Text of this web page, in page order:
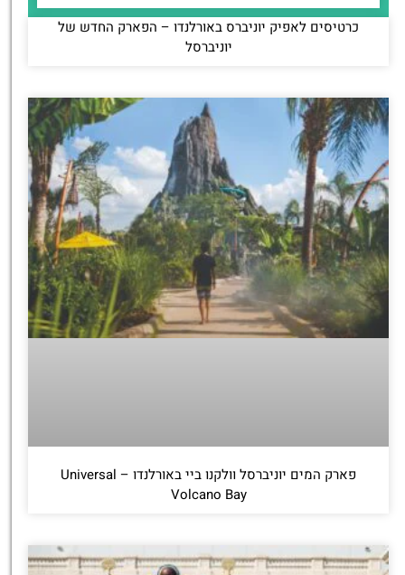
כרטיסים לאפיק יוניברס באורלנדו – הפארק החדש של
יוניברסל
פארק המים יוניברסל וולקנו ביי באורלנדו – Universal
Volcano Bay